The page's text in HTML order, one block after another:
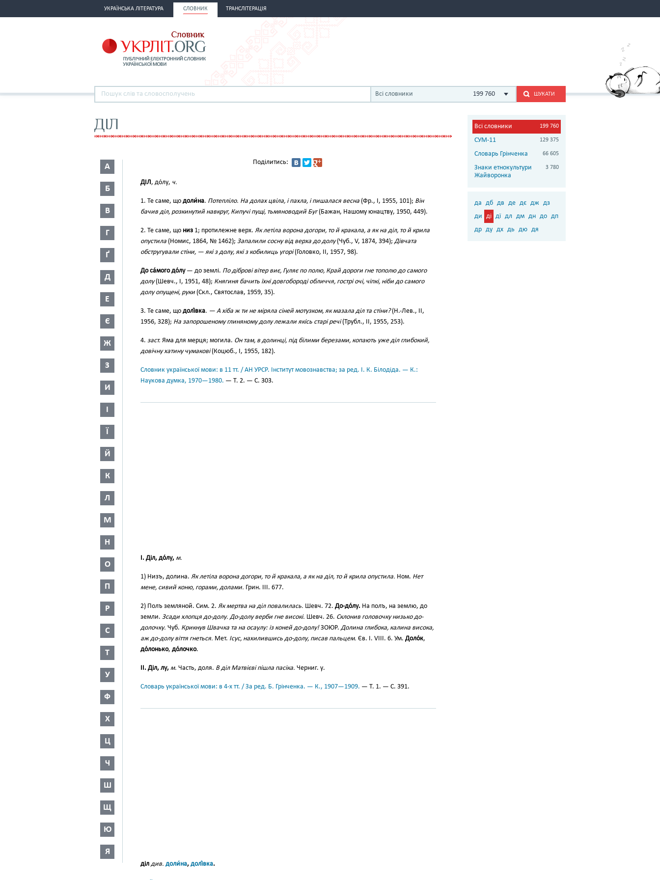
УКРАЇНСЬКА ЛІТЕРАТУРА СЛОВНИК ТРАНСЛІТЕРАЦІЯ
Всі словники 199 760 ШУКАТИ
ДІЛ
А
Б
В
Г
Ґ
Д
Е
Є
Ж
З
И
І
Ї
Й
К
Л
М
Н
О
П
Р
С
Т
У
Ф
Х
Ц
Ч
Ш
Щ
Ю
Я
Поділитись:
ДІЛ, до́лу, ч.
1. Те саме, що доли́на. Потепліло. На долах цвіла, і пахла, і пишалася весна (Фр., І, 1955, 101); Він
бачив діл, розкинутий навкруг, Кипучі пущі, тьмяноводий Буг(Бажан, Нашому юнацтву, 1950, 449).
2. Те саме, що низ 1; протилежне верх. Як летіла ворона догори, то й кракала, а як на діл, то й крила
опустила (Номис, 1864, № 1462); Запалили сосну від верха до долу(Чуб., V, 1874, 394);Дівчата
обстругували стіни, — які з долу, які з кобилиць угорі(Головко, II, 1957, 98).
До са́мого до́лу— до землі. По діброві вітер виє, Гуляє по полю, Край дороги гне тополю до самого
долу(Шевч., І, 1951, 48); Княгиня бачить їхні довгобороді обличчя, гострі очі, чіпкі, ніби до самого
долу опущені, руки (Скл., Святослав, 1959, 35).
3. Те саме, що долі́вка. — А хіба ж ти не міряла сіней мотузком, як мазала діл та стіни?(Н.-Лев., II,
1956, 328); На запорошеному глиняному долу лежали якісь старі речі(Трубл., II, 1955, 253).
4. заст. Яма для мерця; могила. Он там, в долинці, під білими березами, копають уже діл глибокий,
довічну хатину чумакові(Коцюб., І, 1955, 182).
Словник української мови: в 11 тт. / АН УРСР. Інститут мовознавства; за ред. І. К. Білодіда. — К.:
Наукова думка, 1970—1980. — Т. 2. — С. 303.
I. Діл, до́лу, м.
1) Низъ, долина. Як летіла ворона догори, то й кракала, а як на діл, то й крила опустила. Ном. Нет
мене, сивий коню, горами, долами. Грин. ІІІ. 677.
2) Полъ земляной. Сим. 2. Як мертва на діл повалилась. Шевч. 72. До-до́лу. На полъ, на землю, до
земли. Зсади хлопця до-долу. До-долу верби гне високі. Шевч. 26. Склонив головочку низько до-
долочку. Чуб. Крикнув Швачка та на осаулу: із коней до-долу!ЗОЮР.Долина глибока, калина висока,
аж до-долу віття гнеться. Мет. Ісус, нахилившись до-долу, писав пальцем. Єв. І. VIIІ. 6. Ум. Доло́к,
до́лонько, до́лочко.
II. Діл, лу, м. Часть, доля. В діл Матвієві пішла пасіка. Черниг. у.
Словарь української мови: в 4-х тт. / За ред. Б. Грінченка. — К., 1907—1909. — Т. 1. — С. 391.
діл див. доли́на, долі́вка.
Всі словники 199 760
СУМ-11 129 375
Словарь Грінченка 66 605
Знаки етнокультури
Жайворонка
3 780
да дб дв де дє дж дз
ди ді дї дл дм дн до дп
др ду дх дь дю дя